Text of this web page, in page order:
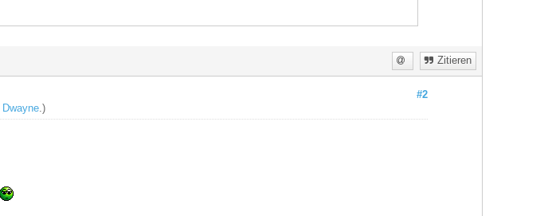
Zitieren
#2
Dwayne.)